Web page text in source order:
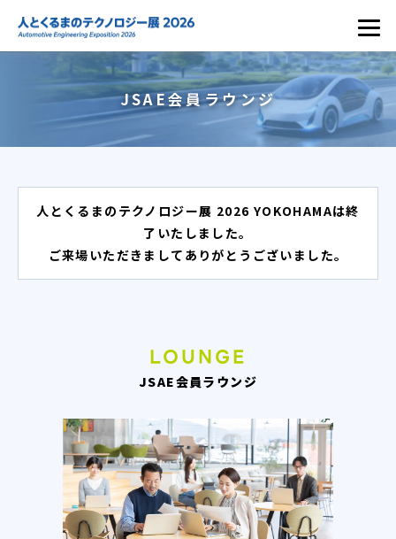
JSAE会員ラウンジ
人とくるまのテクノロジー展 2026 YOKOHAMAは終
了いたしました。
ご来場いただきましてありがとうございました。
LOUNGE
JSAE会員ラウンジ